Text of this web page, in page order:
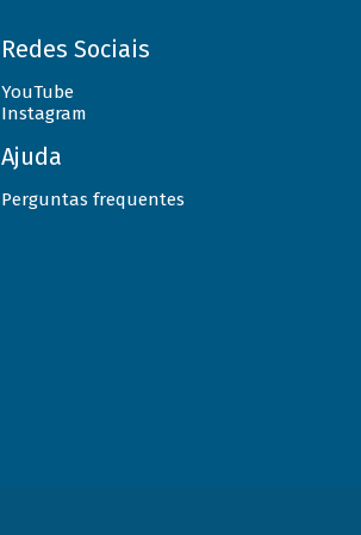
Redes Sociais
YouTube
Instagram
Ajuda
Perguntas frequentes